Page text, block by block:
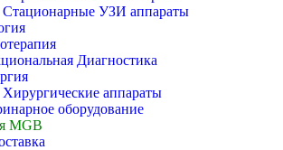
Стационарные УЗИ аппараты
Диагностика
Хирургические аппараты
оборудование
MGB